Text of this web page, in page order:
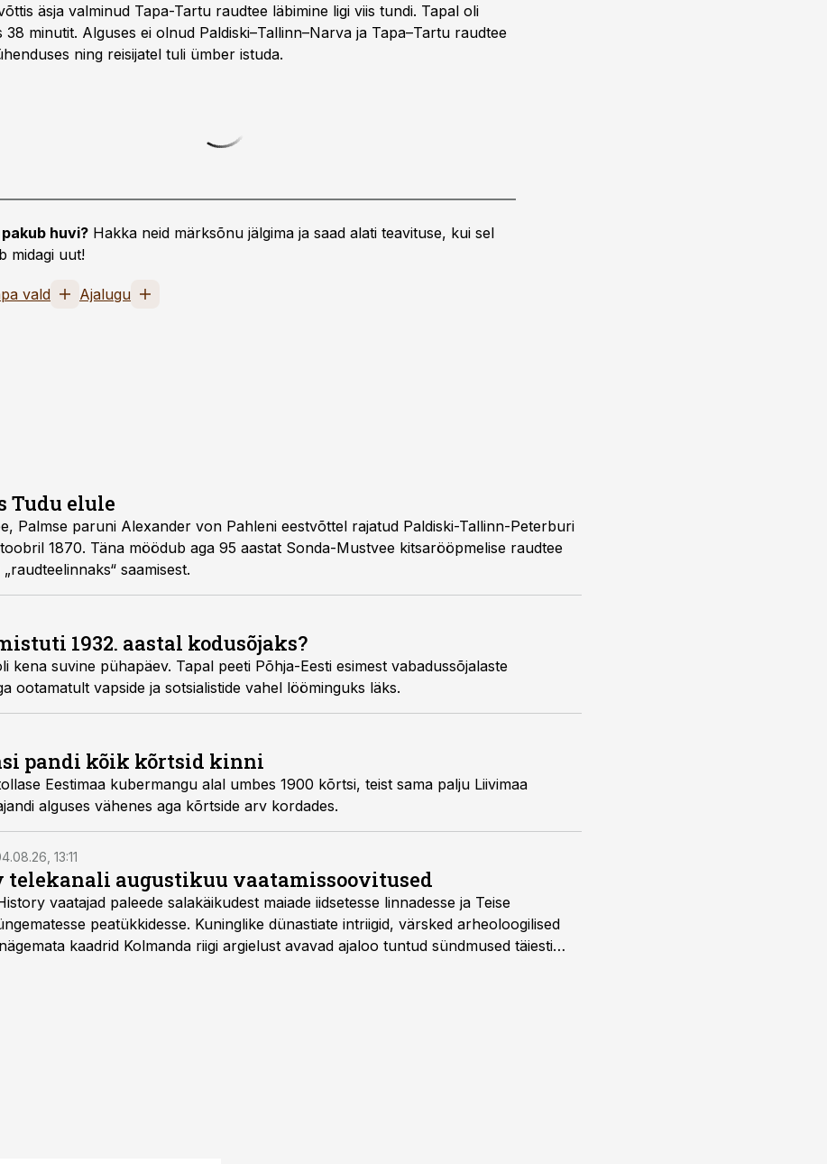
äsja valminud Tapa-Tartu raudtee läbimine ligi viis tundi. Tapal oli
38 minutit. Alguses ei olnud Paldiski–Tallinn–Narva ja Tapa–Tartu raudtee
ning reisijatel tuli ümber istuda.
huvi? Hakka neid märksõnu jälgima ja saad alati teavituse, kui sel
midagi uut!
vald Ajalugu
Tudu elule
Palmse paruni Alexander von Pahleni eestvõttel rajatud Paldiski-Tallinn-Peterburi
1870. Täna möödub aga 95 aastat Sonda-Mustvee kitsarööpmelise raudtee
saamisest.
1932. aastal kodusõjaks?
kena suvine pühapäev. Tapal peeti Põhja-Eesti esimest vabadussõjalaste
ootamatult vapside ja sotsialistide vahel lööminguks läks.
pandi kõik kõrtsid kinni
Eestimaa kubermangu alal umbes 1900 kõrtsi, teist sama palju Liivimaa
alguses vähenes aga kõrtside arv kordades.
13:11
telekanali augustikuu vaatamissoovitused
vaatajad paleede salakäikudest maiade iidsetesse linnadesse ja Teise
peatükkidesse. Kuninglike dünastiate intriigid, värsked arheoloogilised
kaadrid Kolmanda riigi argielust avavad ajaloo tuntud sündmused täiesti